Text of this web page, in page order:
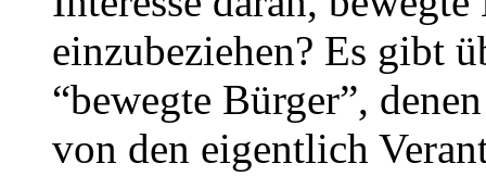
einzubeziehen? Es gibt
“bewegte Bürger”,
von den eigentlich